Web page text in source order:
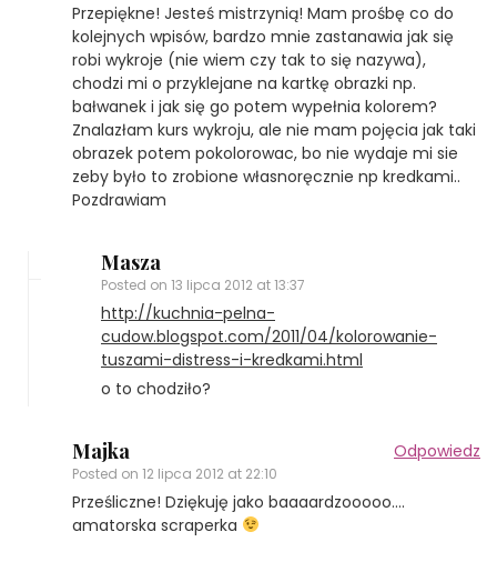
Przepiękne! Jesteś mistrzynią! Mam prośbę co do
kolejnych wpisów, bardzo mnie zastanawia jak się
robi wykroje (nie wiem czy tak to się nazywa),
chodzi mi o przyklejane na kartkę obrazki np.
bałwanek i jak się go potem wypełnia kolorem?
Znalazłam kurs wykroju, ale nie mam pojęcia jak taki
obrazek potem pokolorowac, bo nie wydaje mi sie
zeby było to zrobione własnoręcznie np kredkami..
Pozdrawiam
Masza
Posted on 13 lipca 2012 at 13:37
http://kuchnia-pelna-
cudow.blogspot.com/2011/04/kolorowanie-
tuszami-distress-i-kredkami.html
o to chodziło?
Majka
Posted on 12 lipca 2012 at 22:10
Odpowiedz
Prześliczne! Dziękuję jako baaaardzooooo….
amatorska scraperka